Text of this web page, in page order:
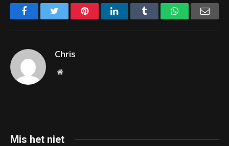
FacebookTwitter PinterestLinkedIn Tumblr WhatsApp
Chris
Website
Mis het niet